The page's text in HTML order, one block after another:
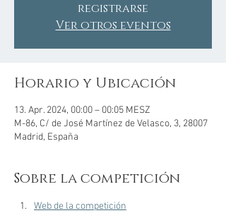
registrarse
Ver otros eventos
Horario y Ubicación
13. Apr. 2024, 00:00 – 00:05 MESZ
M-86, C/ de José Martínez de Velasco, 3, 28007
Madrid, España
Sobre la competición
Web de la competición